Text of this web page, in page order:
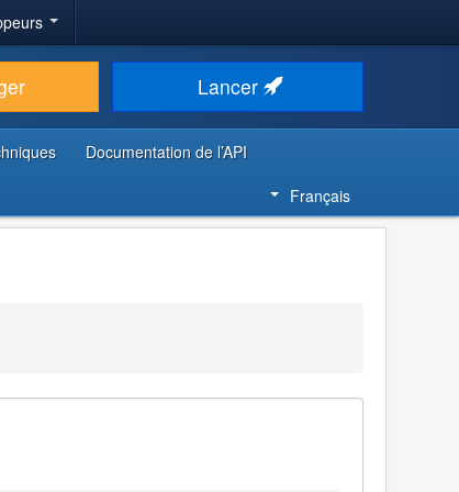
Lancer
Documentation de l’API
Français